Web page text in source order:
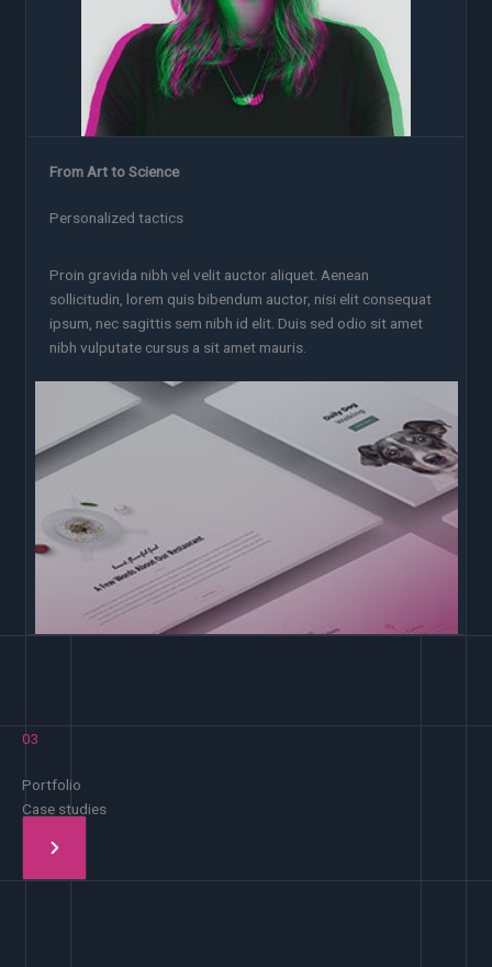
From Art to Science
Personalized tactics
Proin gravida nibh vel velit auctor aliquet. Aenean
sollicitudin, lorem quis bibendum auctor, nisi elit consequat
ipsum, nec sagittis sem nibh id elit. Duis sed odio sit amet
nibh vulputate cursus a sit amet mauris.
03
Portfolio
Case studies